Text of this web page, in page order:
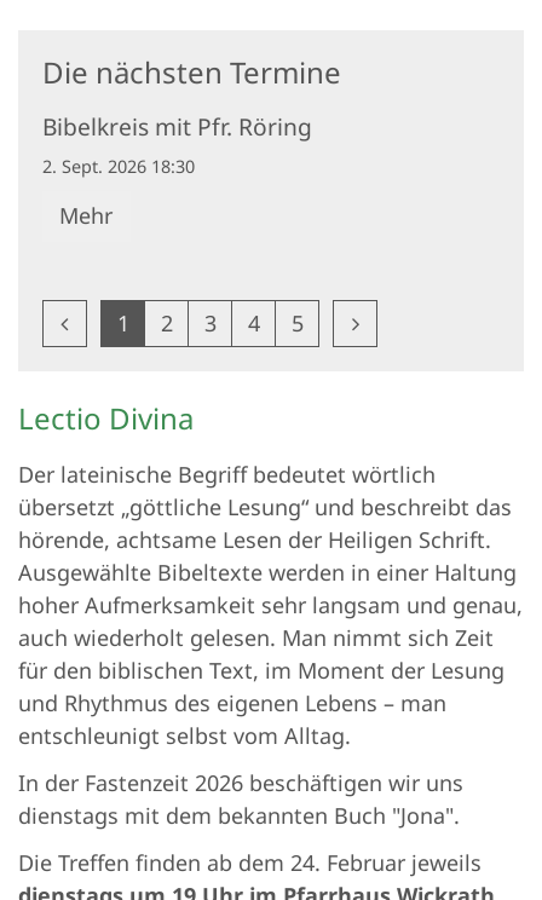
Die nächsten Termine
Bibelkreis mit Pfr. Röring
2. Sept. 2026 18:30
Mehr
Vorherige Seite
1 2 3 4 5 Nächste Seite
Lectio Divina
Der lateinische Begriff bedeutet wörtlich
übersetzt „göttliche Lesung“ und beschreibt das
hörende, achtsame Lesen der Heiligen Schrift.
Ausgewählte Bibeltexte werden in einer Haltung
hoher Aufmerksamkeit sehr langsam und genau,
auch wiederholt gelesen. Man nimmt sich Zeit
für den biblischen Text, im Moment der Lesung
und Rhythmus des eigenen Lebens – man
entschleunigt selbst vom Alltag.
In der Fastenzeit 2026 beschäftigen wir uns
dienstags mit dem bekannten Buch "Jona".
Die Treffen finden ab dem 24. Februar jeweils